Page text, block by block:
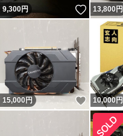
9,300円 いいね！
13,800円
15,000円 いいね！
10,000 円